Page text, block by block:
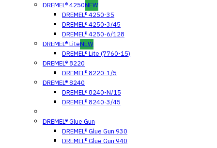
DREMEL® 4250NEW
DREMEL® 4250-35
DREMEL® 4250-3/45
DREMEL® 4250-6/128
DREMEL® LiteNEW
DREMEL® Lite (7760-15)
DREMEL® 8220
DREMEL® 8220-1/5
DREMEL® 8240
DREMEL® 8240-N/15
DREMEL® 8240-3/45
DREMEL® Glue Gun
DREMEL® Glue Gun 930
DREMEL® Glue Gun 940